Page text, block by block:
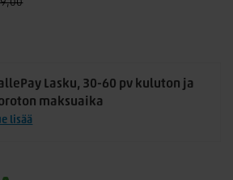
Lasku, 30-60 pv kuluton ja
maksuaika
lisää